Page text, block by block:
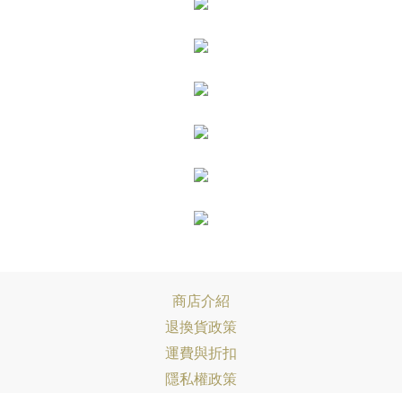
商店介紹
退換貨政策
運費與折扣
隱私權政策